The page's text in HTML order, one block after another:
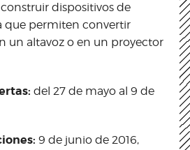
dispositivos de
que permiten convertir
un altavoz o en un proyector
del 27 de mayo al 9 de
9 de junio de 2016,